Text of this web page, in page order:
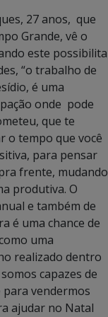
27 anos, que
Grande, vê o
este possibilita
“o trabalho de
é uma
onde pode
que te
o tempo que você
para pensar
frente, mudando
produtiva. O
e também de
é uma chance de
uma
realizado dentro
capazes de
vendermos
ajudar no Natal